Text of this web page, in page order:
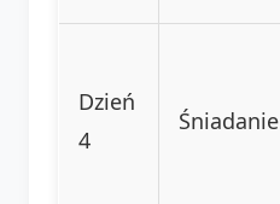
Dzień
4
Śniadanie